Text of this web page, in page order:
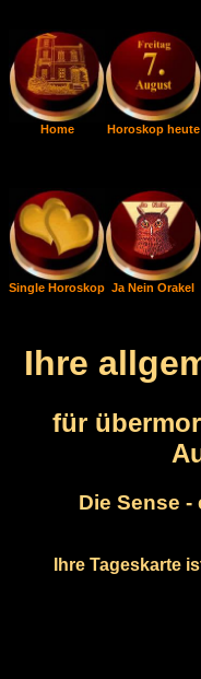
Home Horoskop heute
Single Horoskop Ja Nein Orakel
Ihre
für
Die Sense -
Ihre Tageskarte